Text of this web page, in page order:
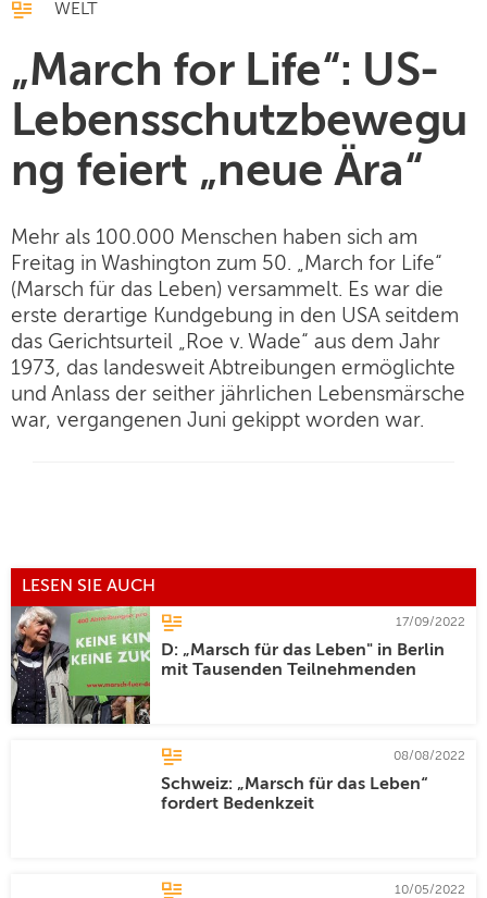
WELT
„March for Life“: US-
Lebensschutzbewegu
ng feiert „neue Ära“
Mehr als 100.000 Menschen haben sich am
Freitag in Washington zum 50. „March for Life“
(Marsch für das Leben) versammelt. Es war die
erste derartige Kundgebung in den USA seitdem
das Gerichtsurteil „Roe v. Wade“ aus dem Jahr
1973, das landesweit Abtreibungen ermöglichte
und Anlass der seither jährlichen Lebensmärsche
war, vergangenen Juni gekippt worden war.
LESEN SIE AUCH
17/09/2022
D: „Marsch für das Leben" in Berlin
mit Tausenden Teilnehmenden
08/08/2022
Schweiz: „Marsch für das Leben“
fordert Bedenkzeit
10/05/2022